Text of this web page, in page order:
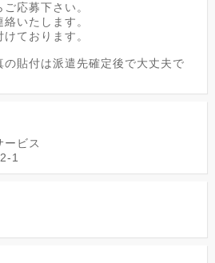
応募下さい。
いたします。
ております。
貼付は派遣先確定後で大丈夫で
ービス
1